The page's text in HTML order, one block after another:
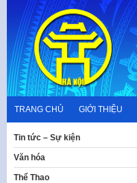
content
TRANG CHỦ GIỚI THIỆU
Tin tức – Sự kiện
Văn hóa
Thể Thao